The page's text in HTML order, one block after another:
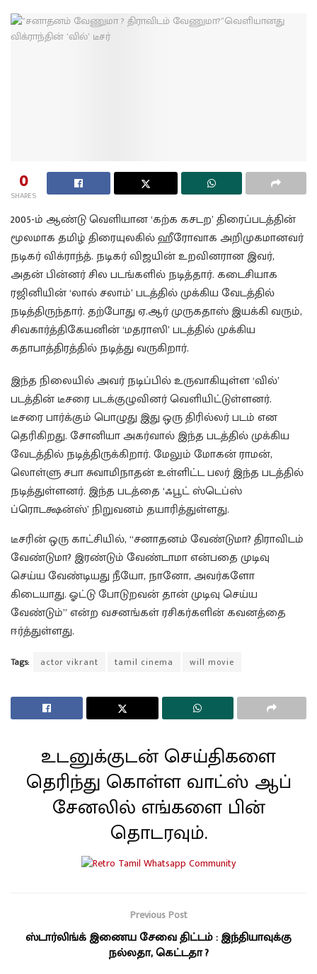
0
SHARES
2005-ம் ஆண்டு வெளியான ‘கற்க கசடற’ திரைப்படத்தின்
மூலமாக தமிழ் திரையுலகில் ஹீரோவாக அறிமுகமானவர்
நடிகர் விக்ராந்த். நடிகர் விஜயின் உறவினரான இவர்,
அதன் பின்னர் சில படங்களில் நடித்தார். கடைசியாக
ரஜினியின் ‘லால் சலாம்’ படத்தில் முக்கிய வேடத்தில்
நடித்திருந்தார். தற்போது ஏ.ஆர் முருகதாஸ் இயக்கி வரும்,
சிவகார்த்திகேயனின் ‘மதராஸி’ படத்தில் முக்கிய
கதாபாத்திரத்தில் நடித்து வருகிறார்.
இந்த நிலையில் அவர் நடிப்பில் உருவாகியுள்ள ‘வில்’
படத்தின் டீசரை படக்குழுவினர் வெளியிட்டுள்ளனர்.
டீசரை பார்க்கும் பொழுது இது ஒரு திரில்லர் படம் என
தெரிகிறது. சோனியா அகர்வால் இந்த படத்தில் முக்கிய
வேடத்தில் நடித்திருக்கிறார். மேலும் மோகன் ராமன்,
லொள்ளு சபா சுவாமிநாதன் உள்ளிட்ட பலர் இந்த படத்தில்
நடித்துள்ளனர். இந்த படத்தை ‘ஃபூட் ஸ்டெப்ஸ்
ப்ரொடக்ஷன்ஸ்’ நிறுவனம் தயாரித்துள்ளது.
டீசரின் ஒரு காட்சியில், “சனாதனம் வேண்டுமா? திராவிடம்
வேண்டுமா? இரண்டும் வேண்டாமா என்பதை முடிவு
செய்ய வேண்டியது நீயோ, நானோ, அவர்களோ
கிடையாது. ஓட்டு போடுறவன் தான் முடிவு செய்ய
வேண்டும்” என்ற வசனங்கள் ரசிகர்களின் கவனத்தை
ஈர்த்துள்ளது.
Tags: actor vikrant tamil cinema will movie
உடனுக்குடன் செய்திகளை
தெரிந்து கொள்ள வாட்ஸ் ஆப்
சேனலில் எங்களை பின்
தொடரவும்.
Previous Post
ஸ்டார்லிங்க் இணைய சேவை திட்டம் : இந்தியாவுக்கு
நல்லதா, கெட்டதா ?